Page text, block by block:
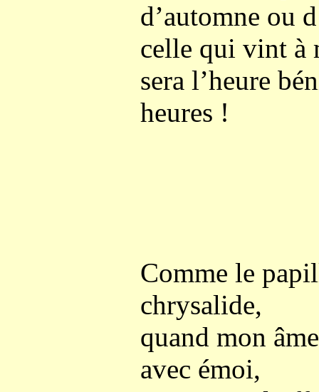
d’automne ou
celle qui vint à
sera l’heure
heures !
Comme le
chrysalide,
quand mon
avec émoi,